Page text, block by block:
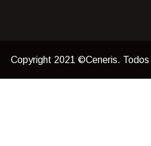
Copyright 2021 ©Ceneris.